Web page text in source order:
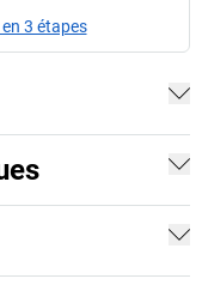
3 étapes